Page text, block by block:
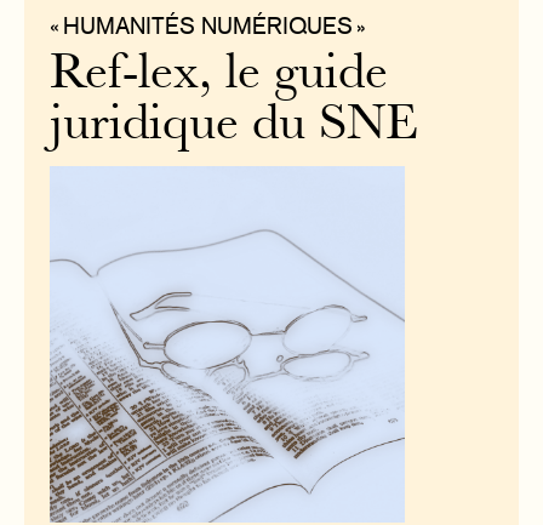
« HUMANITÉS NUMÉRIQUES »
Ref-lex, le guide
juridique du SNE